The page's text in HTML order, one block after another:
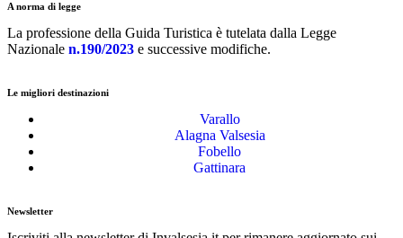
A norma di legge
La professione della Guida Turistica è tutelata dalla Legge
Nazionale n.190/2023 e successive modifiche.
Le migliori destinazioni
Varallo
Alagna Valsesia
Fobello
Gattinara
Newsletter